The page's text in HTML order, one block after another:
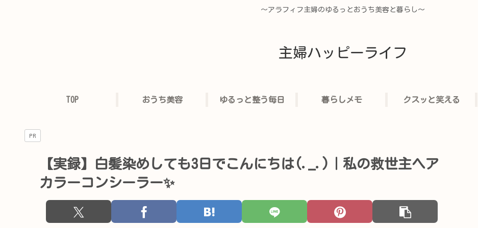
〜アラフィフ主婦のゆるっとおうち美容と暮らし〜
主婦ハッピーライフ
TOP おうち美容 ゆるっと整う毎日 暮らしメモ クスッと笑える
PR
【実録】白髪染めしても3日でこんにちは(._.)｜私の救世主ヘア
カラーコンシーラー✨